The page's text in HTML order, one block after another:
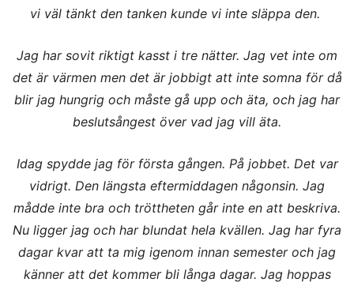
vi väl tänkt den tanken kunde vi inte släppa den.
Jag har sovit riktigt kasst i tre nätter. Jag vet inte om
det är värmen men det är jobbigt att inte somna för då
blir jag hungrig och måste gå upp och äta, och jag har
beslutsångest över vad jag vill äta.
Idag spydde jag för första gången. På jobbet. Det var
vidrigt. Den längsta eftermiddagen någonsin. Jag
mådde inte bra och tröttheten går inte en att beskriva.
Nu ligger jag och har blundat hela kvällen. Jag har fyra
dagar kvar att ta mig igenom innan semester och jag
känner att det kommer bli långa dagar. Jag hoppas